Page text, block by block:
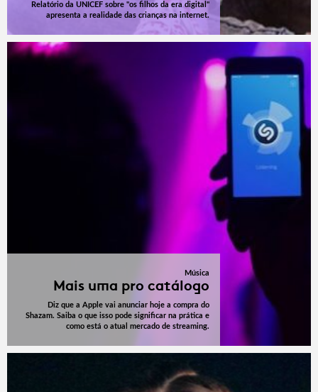
Relatório da UNICEF sobre "os filhos da era digital"
apresenta a realidade das crianças na internet.
Música
Mais uma pro catálogo
Diz que a Apple vai anunciar hoje a compra do
Shazam. Saiba o que isso pode significar na prática e
como está o atual mercado de streaming.